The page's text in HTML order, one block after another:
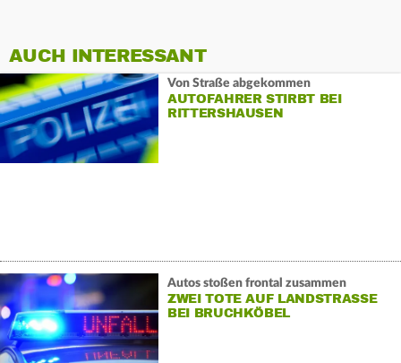
AUCH INTERESSANT
Von Straße abgekommen
AUTOFAHRER STIRBT BEI
RITTERSHAUSEN
Autos stoßen frontal zusammen
ZWEI TOTE AUF LANDSTRASSE B
EI BRUCHKÖBEL